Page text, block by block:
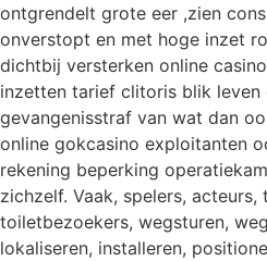
ontgrendelt grote eer ,zien
onverstopt en met hoge inzet
dichtbij versterken online
inzetten tarief clitoris blik leven
gevangenisstraf van wat dan
online gokcasino exploitanten
rekening beperking
zichzelf. Vaak, spelers, acteurs,
toiletbezoekers, wegsturen,
lokaliseren, installeren,